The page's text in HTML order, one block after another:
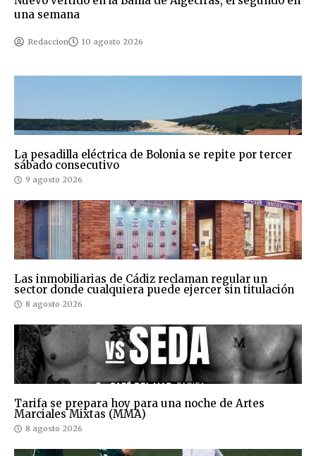
una semana
Redaccion 10 agosto 2026
La pesadilla eléctrica de Bolonia se repite por tercer
sábado consecutivo
9 agosto 2026
Las inmobiliarias de Cádiz reclaman regular un
sector donde cualquiera puede ejercer sin titulación
8 agosto 2026
Tarifa se prepara hoy para una noche de Artes
Marciales Mixtas (MMA)
8 agosto 2026